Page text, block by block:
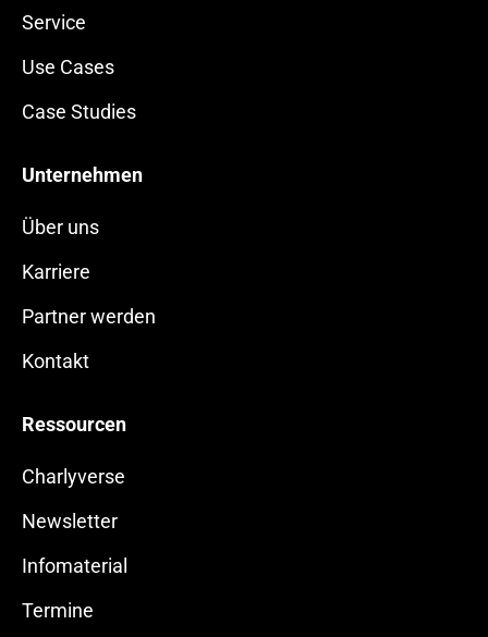
Service
Use Cases
Case Studies
Unternehmen
Über uns
Karriere
Partner werden
Kontakt
Ressourcen
Charlyverse
Newsletter
Infomaterial
Termine